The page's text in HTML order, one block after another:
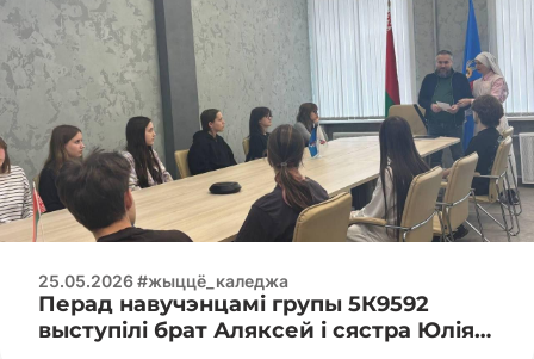
25.05.2026 #жыццё_каледжа
Перад навучэнцамі групы 5К9592
выступілі брат Аляксей і сястра Юлія